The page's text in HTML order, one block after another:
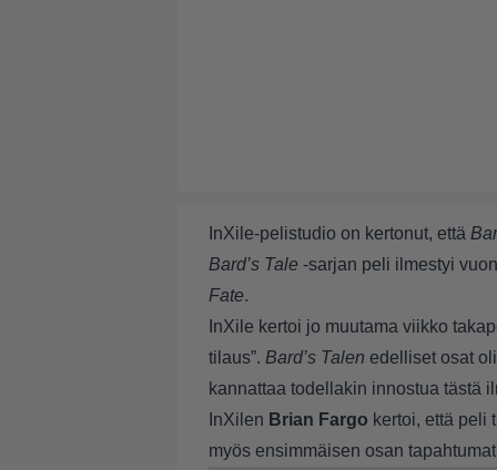
InXile-pelistudio on kertonut, että
Bard’s Tale -sarjan peli ilmestyi
Fate.
InXile kertoi jo muutama viikko
tilaus”. Bard’s Talen edelliset osat
kannattaa todellakin innostua tästä
InXilen Brian Fargo kertoi, että peli
myös ensimmäisen osan